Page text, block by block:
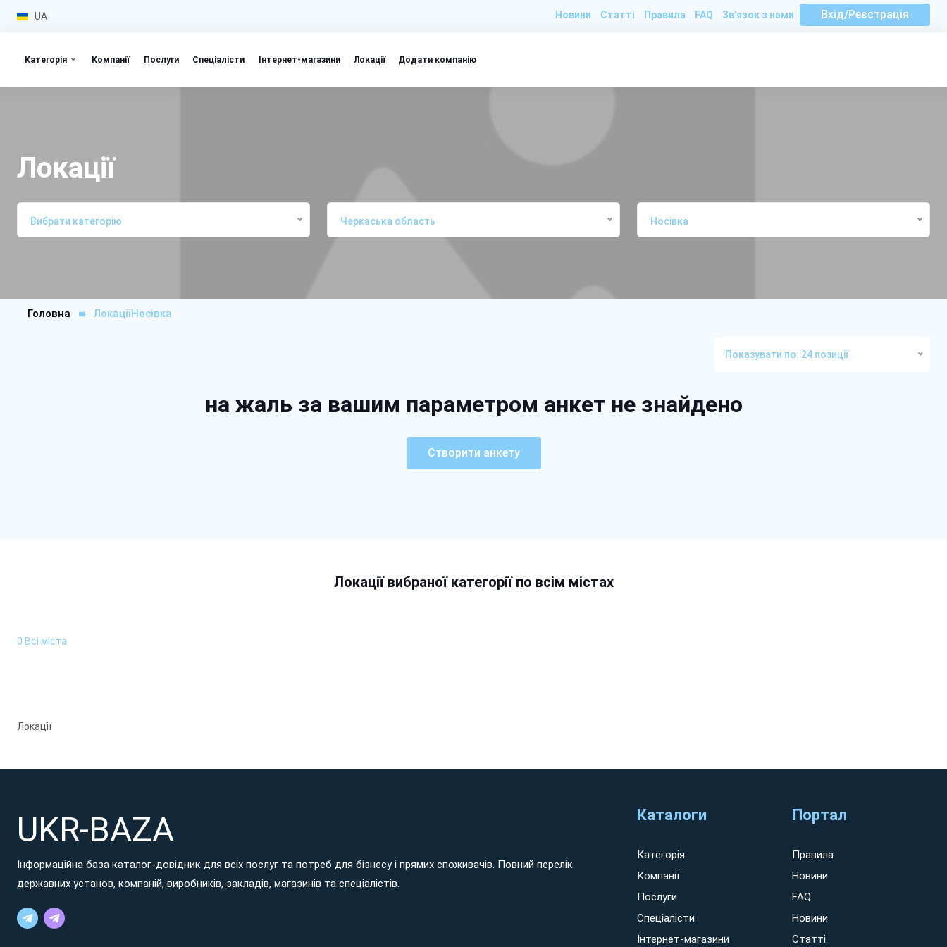
UA Новини Статті Правила FAQ Зв'язок з нами Вхід/Реєстрація
Категорія Компанії Послуги Спеціалісти Інтернет-магазини Локації Додати компанію
Локації
Вибрати категорію Черкаська область Носівка
Головна ЛокаціїНосівка
Показувати по: 24 позиції
на жаль за вашим параметром анкет не знайдено
Створити анкету
Локації вибраної категорії по всім містах
0 Всі міста
Локації
UKR-BAZA
Інформаційна база каталог-довідник для всіх послуг та потреб для бізнесу і прямих споживачів. Повний перелік
державних установ, компаній, виробників, закладів, магазинів та спеціалістів.
Каталоги
Категорія
Компанії
Послуги
Спеціалісти
Інтернет-магазини
Портал
Правила
Новини
FAQ
Новини
Статті